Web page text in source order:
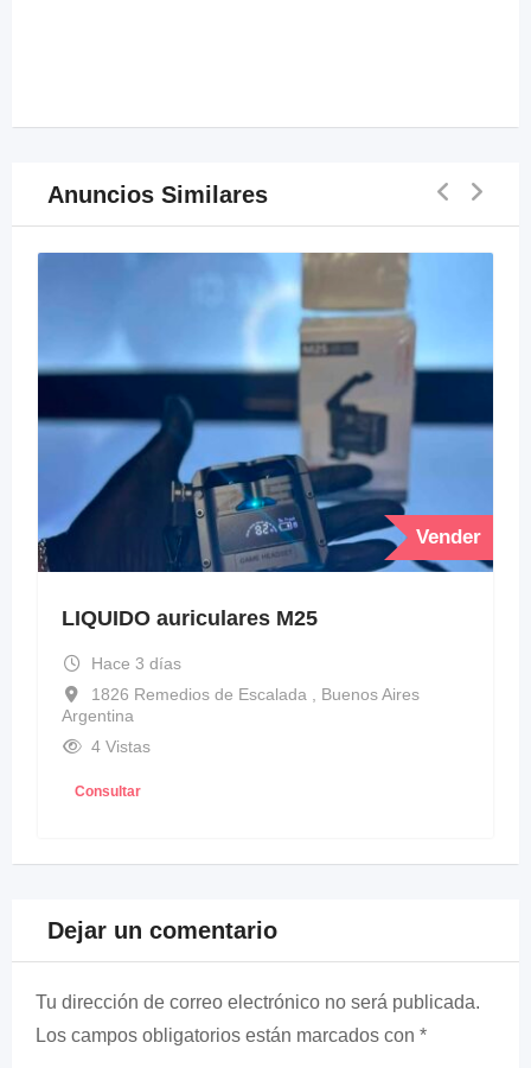
Anuncios Similares
Vender
LIQUIDO auriculares M25
Hace 3 días
1826 Remedios de Escalada , Buenos Aires
Argentina
4 Vistas
Consultar
Dejar un comentario
Tu dirección de correo electrónico no será publicada.
Los campos obligatorios están marcados con *